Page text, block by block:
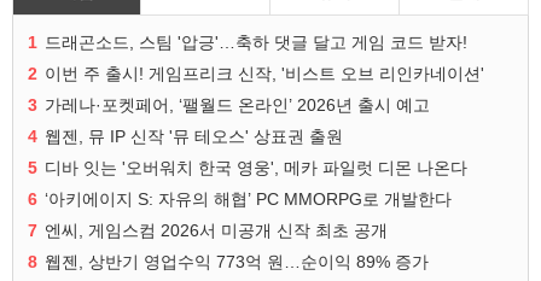
1 드래곤소드, 스팀 '압긍'…축하 댓글 달고 게임 코드 받자!
2 이번 주 출시! 게임프리크 신작, '비스트 오브 리인카네이션'
3 가레나·포켓페어, ‘팰월드 온라인’ 2026년 출시 예고
4 웹젠, 뮤 IP 신작 '뮤 테오스' 상표권 출원
5 디바 잇는 '오버워치 한국 영웅', 메카 파일럿 디몬 나온다
6 ‘아키에이지 S: 자유의 해협’ PC MMORPG로 개발한다
7 엔씨, 게임스컴 2026서 미공개 신작 최초 공개
8 웹젠, 상반기 영업수익 773억 원…순이익 89% 증가